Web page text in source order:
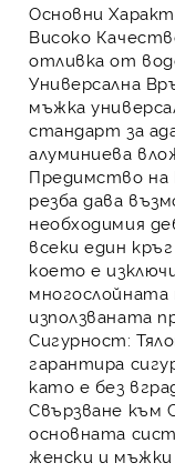
Основни
Високо
отливка от
Универсална
мъжка
стандарт за
алуминиева
Предимство на
резба дава
необходимия
всеки един
което е
използваната
Сигурност:
гарантира
като е без
Свързване към
основната
женски и